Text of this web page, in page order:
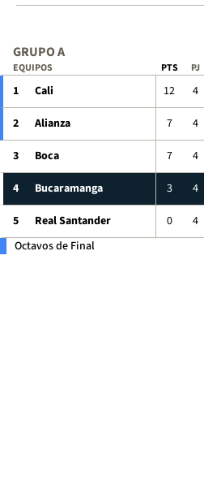
GRUPO A
EQUIPOS PTS PJ
1 Cali 12 4
2
Alianza 7 4
3
Boca 7 4
4
Bucaramanga 3 4
5
Real Santander 0 4
Octavos de Final